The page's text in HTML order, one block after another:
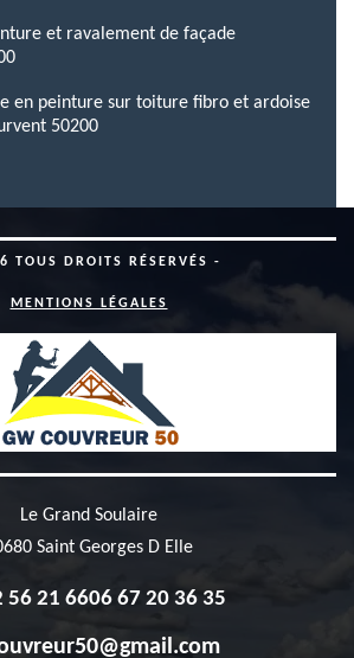
et ravalement de façade
en peinture sur toiture fibro et ardoise
50200
TOUS DROITS RÉSERVÉS -
MENTIONS LÉGALES
Le Grand Soulaire
Saint Georges D Elle
56 21 6606 67 20 36 35